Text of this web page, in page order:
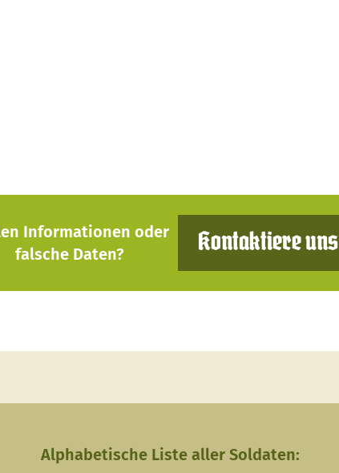
Informationen oder
falsche Daten?
Kontaktiere uns
Alphabetische Liste aller Soldaten: